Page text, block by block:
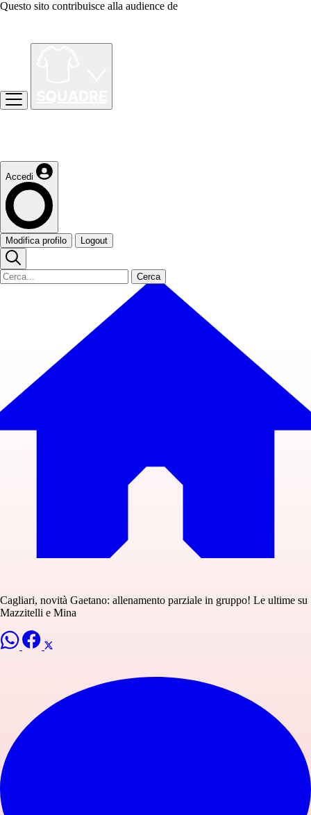
Questo sito contribuisce alla audience de
Accedi
Modifica profilo Logout
Cerca
Cagliari, novità Gaetano: allenamento parziale in gruppo! Le ultime su
Mazzitelli e Mina